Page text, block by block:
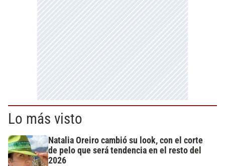
Lo más visto
Natalia Oreiro cambió su look, con el corte
de pelo que será tendencia en el resto del
2026